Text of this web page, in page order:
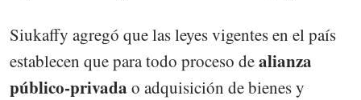
Siukaffy agregó que las leyes vigentes en el país
establecen que para todo proceso dealianza
público-privada o adquisición de bienes y